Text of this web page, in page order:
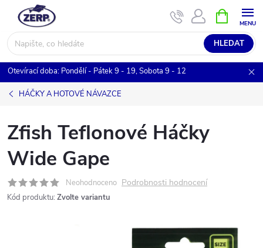
obsah
HLEDAT
NÁKUPNÍ
KOŠÍK
Otevírací doba: Pondělí - Pátek 9 - 19, Sobota 9 - 12
HÁČKY A HOTOVÉ NÁVAZCE
Zfish Teflonové Háčky
Wide Gape
Neohodnoceno Podrobnosti hodnocení
Kód produktu: Zvolte variantu